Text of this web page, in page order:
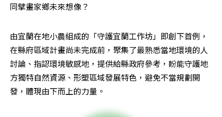
同擘畫家鄉未來想像？
由宜蘭在地小農組成的「守護宜蘭工作坊」即創下首例，
在縣府區域計畫尚未完成前，聚集了最熟悉當地環境的人
討論、指認環境敏感地，提供給縣政府參考，盼能守護地
方獨特自然資源、形塑區域發展特色，避免不當規劃開
發，體現由下而上的力量。